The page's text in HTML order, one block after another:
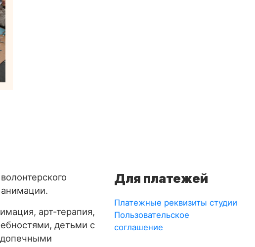
арт-терапия,
детьми с
Для платежей
Платежные реквизиты студии
Пользовательское
соглашение